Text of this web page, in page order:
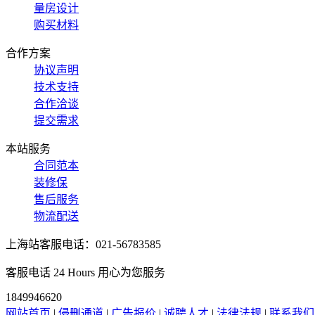
量房设计
购买材料
合作方案
协议声明
技术支持
合作洽谈
提交需求
本站服务
合同范本
装修保
售后服务
物流配送
上海站客服电话：021-56783585
客服电话 24 Hours 用心为您服务
1849946620